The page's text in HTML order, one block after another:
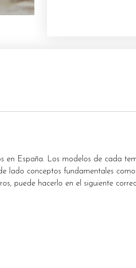
en España. Los modelos de cada
lado conceptos fundamentales
puede hacerlo en el siguiente